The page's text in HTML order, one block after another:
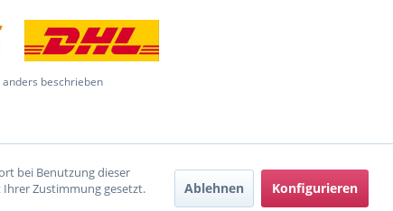
beschrieben
bei Benutzung dieser
Zustimmung gesetzt.
Ablehnen Konfigurieren